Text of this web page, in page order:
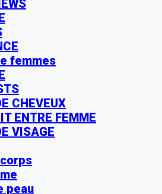
femmes
CHEVEUX
ENTRE FEMME
VISAGE
peau